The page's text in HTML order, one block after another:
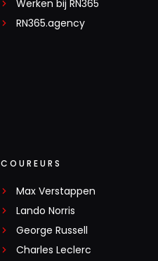
Werken bij RN365
RN365.agency
COUREURS
Max Verstappen
Lando Norris
George Russell
Charles Leclerc